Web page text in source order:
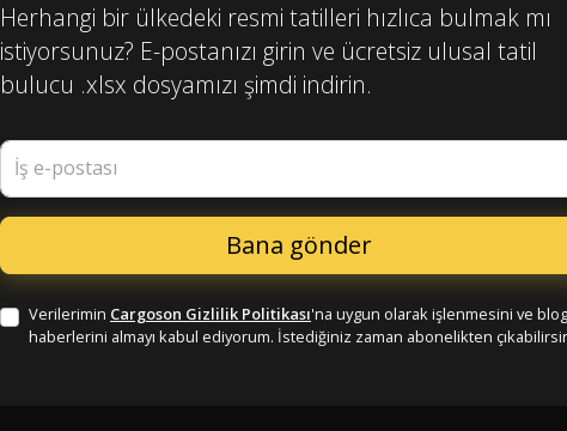
Herhangi bir ülkedeki resmi tatilleri hızlıca bulmak mı
istiyorsunuz? E-postanızı girin ve ücretsiz ulusal tatil
bulucu .xlsx dosyamızı şimdi indirin.
İş e-postası
Verilerimin Cargoson Gizlilik Politikası'na uygun olarak işlenmesini ve blog
haberlerini almayı kabul ediyorum. İstediğiniz zaman abonelikten